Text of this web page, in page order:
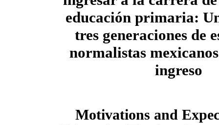
educación primaria:
tres generaciones de
normalistas
ingreso
Motivations and